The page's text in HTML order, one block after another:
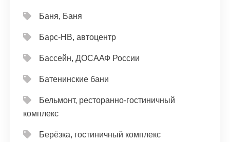
Баня, Баня
Барс-НВ, автоцентр
Бассейн, ДОСААФ России
Батенинские бани
Бельмонт, ресторанно-гостиничный
комплекс
Берёзка, гостиничный комплекс